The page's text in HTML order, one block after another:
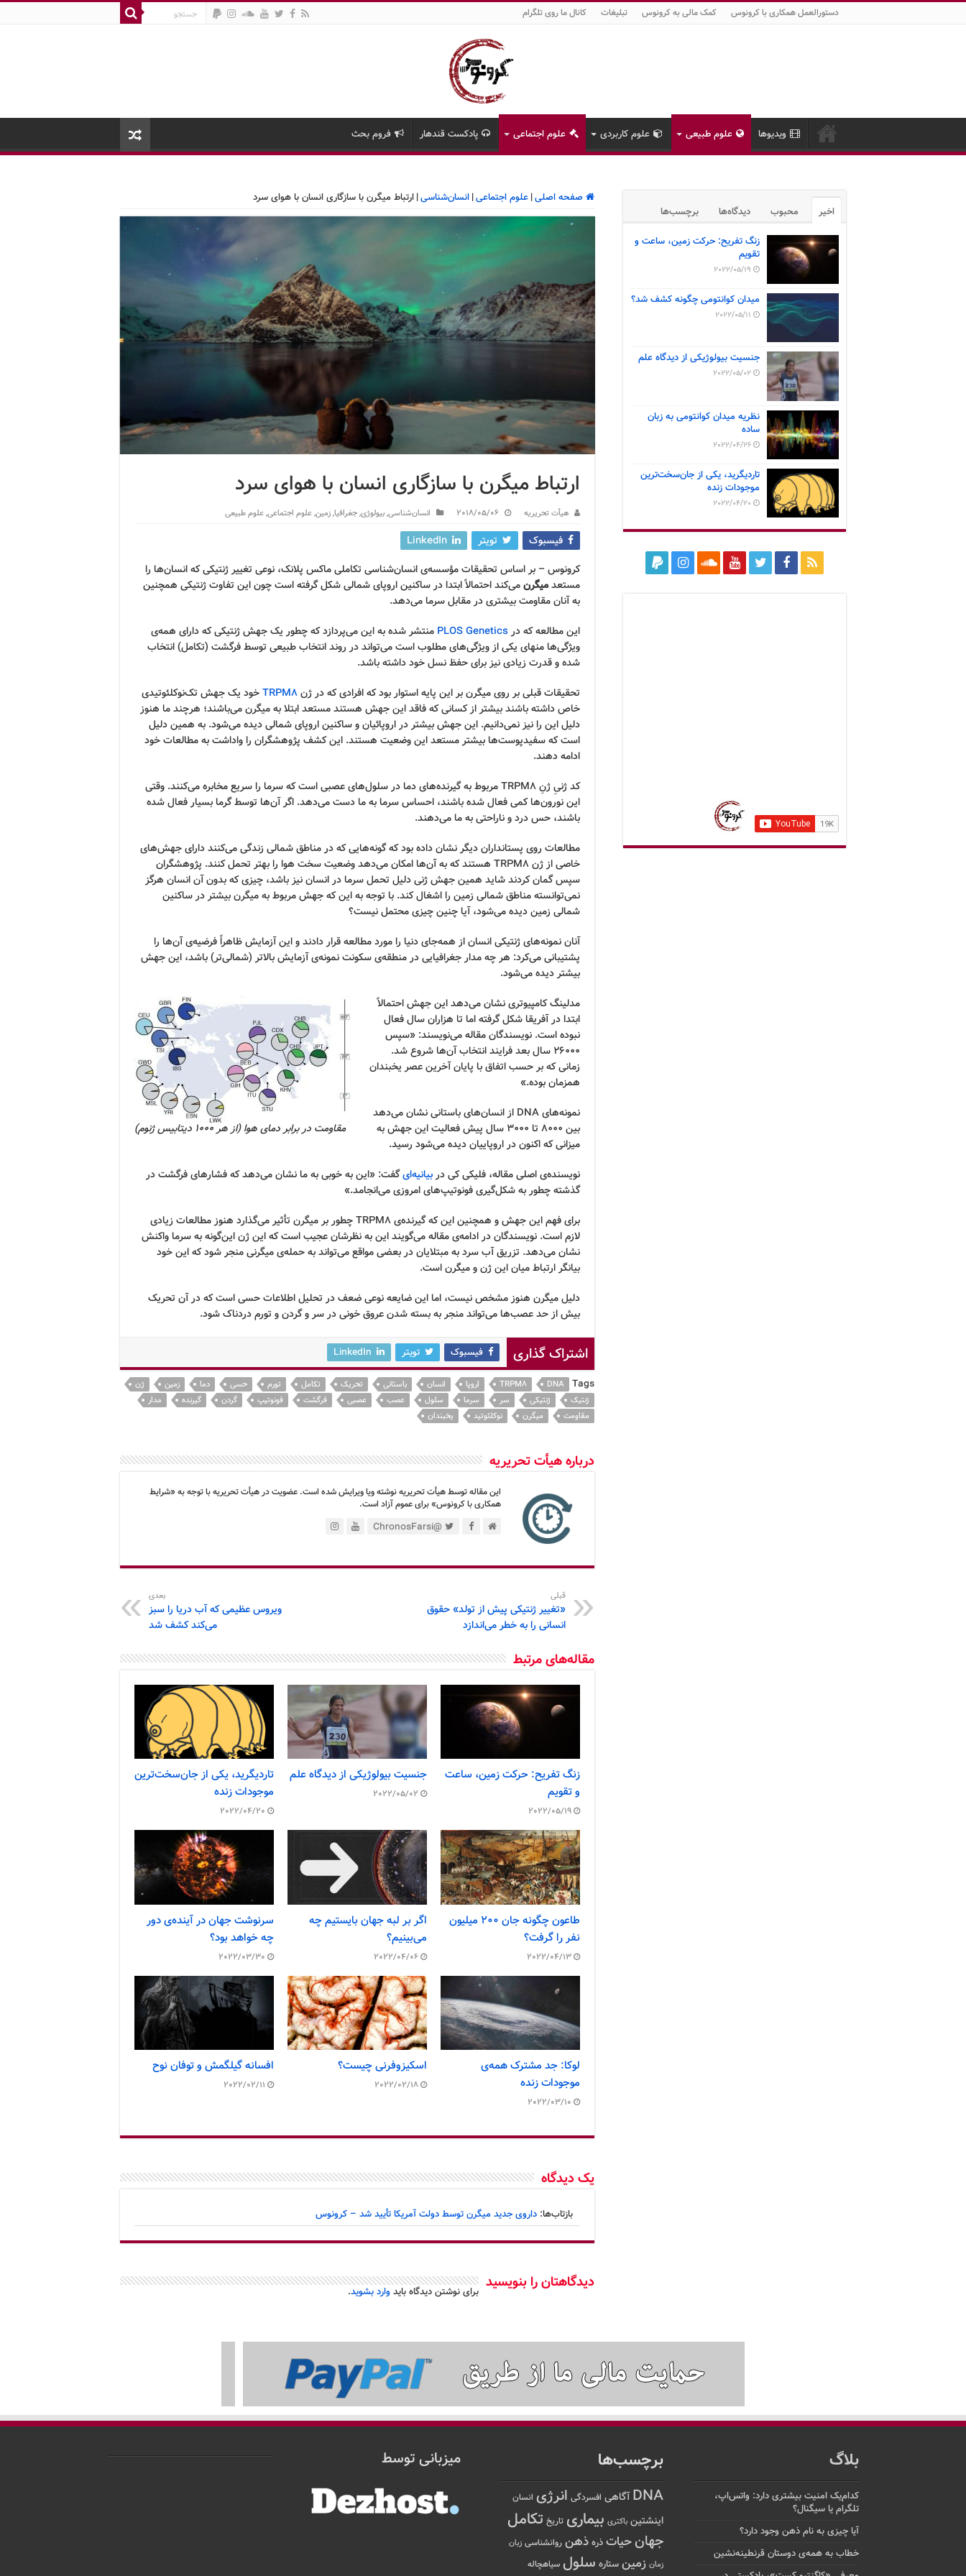
دستورالعمل همکاری با کرونوس کمک مالی به کرونوس تبلیغات کانال ما روی تلگرام
ویدیوها علوم طبیعی علوم کاربردی علوم اجتماعی پادکست قندهار فروم بحث
صفحه اصلی| علوم اجتماعی| انسان‌شناسی| ارتباط میگرن با سازگاری انسان با هوای سرد
ارتباط میگرن با سازگاری انسان با هوای سرد
هیأت تحریریه 2018/05/06 انسان‌شناسی,بیولوژی,جغرافیا,زمین,علوم اجتماعی,علوم طبیعی
فیسبوک تویتر
LinkedIn
کرونوس – بر اساس تحقیقات مؤسسه‌ی انسان‌شناسی تکاملی ماکس پلانک، نوعی تغییر ژنتیکی که انسان‌ها را
مستعدمیگرنمی‌کند احتمالاً ابتدا در ساکنین اروپای شمالی شکل گرفته است چون این تفاوت ژنتیکی همچنین
به آنان مقاومت بیشتری در مقابل سرما می‌دهد.
این مطالعه که درPLOS Genetics منتشر شده به این می‌پردازد که چطور یک جهش ژنتیکی که دارای همه‌ی
ویژگی‌ها منهای یکی از ویژگی‌های مطلوب است می‌تواند در روند انتخاب طبیعی توسط فرگشت (تکامل) انتخاب
شده و قدرت زیادی نیز برای حفظ نسل خود داشته باشد.
تحقیقات قبلی بر روی میگرن بر این پایه استوار بود که افرادی که در ژنTRPM8خود یک جهش تک‌نوکلئوتیدی
خاص داشته باشند بیشتر از کسانی که فاقد این جهش هستند مستعد ابتلا به میگرن می‌باشند؛ هرچند ما هنوز
دلیل این را نیز نمی‌دانیم. این جهش بیشتر در اروپائیان و ساکنین اروپای شمالی دیده می‌شود. به همین دلیل
است که سفیدپوست‌ها بیشتر مستعد این وضعیت هستند. این کشف پژوهشگران را واداشت به مطالعات خود
ادامه دهند.
کد ژنیِ ژنِ TRPM8 مربوط به گیرنده‌های دما در سلول‌های عصبی است که سرما را سریع مخابره می‌کنند. وقتی
این نورون‌ها کمی فعال شده باشند، احساس سرما به ما دست می‌دهد. اگر آن‌ها توسط گرما بسیار فعال شده
باشند، حس درد و ناراحتی به ما می‌دهند.
مطالعات روی پستانداران دیگر نشان داده بود که گونه‌هایی که در مناطق شمالی زندگی می‌کنند دارای جهش‌های
خاصی از ژن TRPM8 هستند که به آن‌ها امکان می‌دهد وضعیت سخت هوا را بهتر تحمل کنند. پژوهشگران
سپس گمان کردند شاید همین جهش ژنی دلیل تحمل سرما در انسان نیز باشد، چیزی که بدون آن انسان هرگز
نمی‌توانسته مناطق شمالی زمین را اشغال کند. با توجه به این که جهش مربوط به میگرن بیشتر در ساکنین
شمالی زمین دیده می‌شود، آیا چنین چیزی محتمل نیست؟
آنان نمونه‌های ژنتیکی انسان از همه‌جای دنیا را مورد مطالعه قرار دادند و این آزمایش ظاهراً فرضیه‌ی آن‌ها را
پشتیبانی می‌کرد: هر چه مدار جغرافیایی در منطقه‌ی سکونت نمونه‌ی آزمایش بالاتر (شمالی‌تر) باشد، این جهش
بیشتر دیده می‌شود.
مقاومت در برابر دمای هوا (از هر ۱۰۰۰ دیتابیس ژنوم)
مدلینگ کامپیوتری نشان می‌دهد این جهش احتمالاً
ابتدا در آفریقا شکل گرفته اما تا هزاران سال فعال
نبوده است. نویسندگان مقاله می‌نویسند: «سپس
۲۶۰۰۰ سال بعد فرایند انتخاب آن‌ها شروع شد.
زمانی که بر حسب اتفاق با پایان آخرین عصر یخبندان
همزمان بوده.»
نمونه‌های DNA از انسان‌های باستانی نشان می‌دهد
بین ۸۰۰۰ تا ۳۰۰۰ سال پیش فعالیت این جهش به
میزانی که اکنون در اروپاییان دیده می‌شود رسید.
نویسنده‌ی اصلی مقاله، فلیکی کی دربیانیه‌ایگفت: «این به خوبی به ما نشان می‌دهد که فشارهای فرگشت در
گذشته چطور به شکل‌گیری فونوتیپ‌های امروزی می‌انجامد.»
برای فهم این جهش و همچنین این که گیرنده‌ی TRPM8 چطور بر میگرن تأثیر می‌گذارد هنوز مطالعات زیادی
لازم است. نویسندگان در ادامه‌ی مقاله می‌گویند این به نظرشان عجیب است که این ژن این‌گونه به سرما واکنش
نشان می‌دهد. تزریق آب سرد به مبتلایان در بعضی مواقع می‌تواند به حمله‌ی میگرنی منجر شود که این خود
بیانگر ارتباط میان این ژن و میگرن است.
دلیل میگرن هنوز مشخص نیست، اما این ضایعه نوعی ضعف در تحلیل اطلاعات حسی است که در آن تحریک
بیش از حد عصب‌ها می‌تواند منجر به بسته شدن عروق خونی در سر و گردن و تورم دردناک شود.
اشتراک گذاری فیسبوک تویتر LinkedIn
Tags
DNA
TRPM8 اروپا انسان باستانی تحریک تکامل تورم حسی دما زمین
ژن
ژنتیک
ژنتیکی سر سرما سلول عصب عصبی فرگشت فونوتیپ گردن گیرنده
مدار
مقاومت
میگرن نوکلئوتید یخبندان
درباره هیأت تحریریه
این مقاله توسط هیأت تحریریه نوشته ویا ویرایش شده است. عضویت در هیأت تحریریه با توجه به «شرایط
همکاری با کرونوس» برای عموم آزاد است.
@ChronosFarsi
قبلی
«تغییر ژنتیکی پیش از تولد» حقوق
انسانی را به خطر می‌اندازد
بعدی
ویروس عظیمی که آب دریا را سبز
می‌کند کشف شد
مقاله‌های مرتبط
زنگ تفریح: حرکت زمین، ساعت
و تقویم
2022/05/19
جنسیت بیولوژیکی از دیدگاه علم
2022/05/02
تاردیگرید، یکی از جان‌سخت‌ترین
موجودات زنده
2022/04/20
طاعون چگونه جان ۲۰۰ میلیون
نفر را گرفت؟
2022/04/13
اگر بر لبه جهان بایستیم چه
می‌بینیم؟
2022/04/06
سرنوشت جهان در آینده‌ی دور
چه خواهد بود؟
2022/03/30
لوکا: جد مشترک همه‌ی
موجودات زنده
2022/03/10
اسکیزوفرنی چیست؟
2022/02/18
افسانه گیلگمش و توفان نوح
2022/02/11
یک دیدگاه
بازتاب‌ها: داروی جدید میگرن توسط دولت آمریکا تأیید شد – کرونوس
دیدگاهتان را بنویسید برای نوشتن دیدگاه باید وارد بشوید.
اخیر محبوب دیدگاه‌ها برچسب‌ها
زنگ تفریح: حرکت زمین، ساعت و
تقویم
2022/05/19
میدان کوانتومی چگونه کشف شد؟
2022/05/11
جنسیت بیولوژیکی از دیدگاه علم
2022/05/02
نظریه میدان کوانتومی به زبان
ساده
2022/04/26
تاردیگرید، یکی از جان‌سخت‌ترین
موجودات زنده
2022/04/20
بلاگ
کدام‌یک امنیت بیشتری دارد: واتس‌اپ،
تلگرام یا سیگنال؟
آیا چیزی به نام ذهن وجود دارد؟
خطاب به همه‌ی دوستان قرنطینه‌نشین
برچسب‌ها
DNA آگاهی افسردگی انرژی انسان
اینشتین باکتری بیماری تاریخ تکامل
جهانحیات ذره ذهن روانشناسی زبان
زمان زمین ستاره سلول سیاهچاله
میزبانی توسط